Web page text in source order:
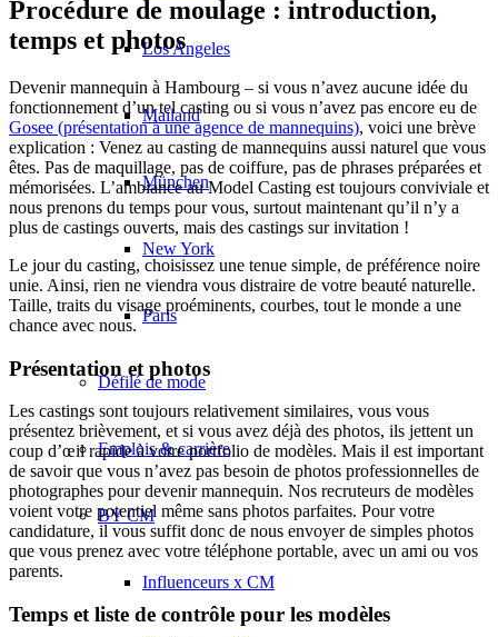
Los Angeles
Mailand
München
New York
Paris
Défilé de mode
Emplois & carrière
BY CM
Influenceurs x CM
Procédure de moulage : introduction,
temps et photos
Devenir mannequin à Hambourg – si vous n’avez aucune idée du
fonctionnement d’un tel casting ou si vous n’avez pas encore eu de
Gosee (présentation à une agence de mannequins), voici une brève
explication : Venez au casting de mannequins aussi naturel que vous
êtes. Pas de maquillage, pas de coiffure, pas de phrases préparées et
mémorisées. L’ambiance au Model Casting est toujours conviviale et
nous prenons du temps pour vous, surtout maintenant qu’il n’y a
plus de castings ouverts, mais des castings sur invitation !
Le jour du casting, choisissez une tenue simple, de préférence noire
unie. Ainsi, rien ne viendra vous distraire de votre beauté naturelle.
Taille, traits du visage proéminents, courbes, tout le monde a une
chance avec nous.
Présentation et photos
Les castings sont toujours relativement similaires, vous vous
présentez brièvement, et si vous avez déjà des photos, ils jettent un
coup d’œil rapide à votre portfolio de modèles. Mais il est important
de savoir que vous n’avez pas besoin de photos professionnelles de
photographes pour devenir mannequin. Nos recruteurs de modèles
voient votre potentiel même sans photos parfaites. Pour votre
candidature, il vous suffit donc de nous envoyer de simples photos
que vous prenez avec votre téléphone portable, avec un ami ou vos
parents.
Temps et liste de contrôle pour les modèles